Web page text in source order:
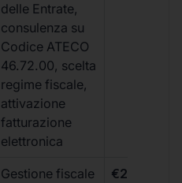
delle Entrate,
consulenza su
Codice ATECO
46.72.00, scelta
regime fiscale,
attivazione
fatturazione
elettronica
Gestione fiscale
€264 +